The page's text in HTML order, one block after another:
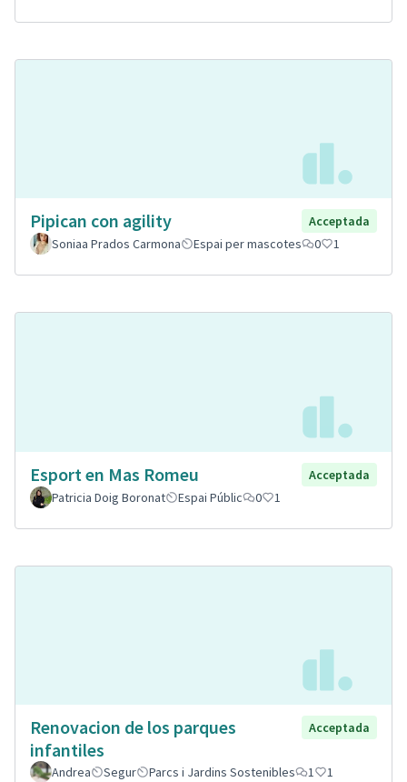
Pipican con agility
Acceptada
Soniaa Prados Carmona
Espai per mascotes 0 1
Esport en Mas Romeu
Acceptada
Patricia Doig Boronat
Espai Públic 0 1
Renovacion de los parques
infantiles
Acceptada
Andrea Segur Parcs i Jardins Sostenibles 1 1